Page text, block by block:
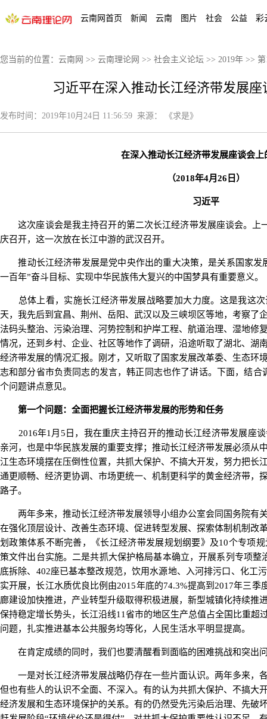
云南网首页 新闻 云南 图片 社会 公益 彩
您当前的位置： 云南网 >> 云南理论网 >> 社会主义论坛 >> 2019年 >>
习近平在深入推动长江经济带发展座
发布时间： 2019年10月24日 11:56:59 来源： 《求是》
在深入推动长江经济带发展座谈会上
（2018年4月26日）
习近平
这次座谈会是我主持召开的第二次长江经济带发展座谈会。上
庆召开，这一次放在长江中游的武汉召开。
推动长江经济带发展是党中央作出的重大决策，是关系国家发
一百年”奋斗目标、实现中华民族伟大复兴的中国梦具有重要意义。
总体上看，实施长江经济带发展战略要加大力度。这是我这次
天，我先后到宜昌、荆州、岳阳、武汉以及三峡坝区等地，考察了
法码头整治、污染治理、河势控制和护岸工程、航道治理、湿地修
情况，还到乡村、企业、社区等地作了调研，沿途听取了湖北、湖
经济带发展的情况汇报。刚才，又听取了国家发展改革委、生态环
志和部分省市负责同志的发言，韩正同志也作了讲话。下面，结合
个问题讲点意见。
第一个问题：全面把握长江经济带发展的形势和任务
2016年1月5日，我在重庆主持召开的推动长江经济带发展座谈
亲河，也是中华民族发展的重要支撑；推动长江经济带发展必须从
江生态环境摆在压倒性位置，共抓大保护、不搞大开发，努力把长
通更顺畅、经济更协调、市场更统一、机制更科学的黄金经济带，
路子。
两年多来，推动长江经济带发展领导小组办公室会同国务院有
在强化顶层设计、改善生态环境、促进转型发展、探索体制机制改
划政策体系不断完善，《长江经济带发展规划纲要》及10个专项
策文件出台实施。二是共抓大保护格局基本确立，开展系列专项整
底拆除、402座已基本整改规范，饮用水源地、入河排污口、化工
实开展，长江水质优良比例由2015年底的74.3%提高到2017年三季
廊建设加快推进，产业转型升级取得积极进展，新型城镇化持续推
保持稳定增长势头，长江沿线11省市的地区生产总值占全国比重超
问题，扎实推进基本公共服务均等化，人民生活水平明显提高。
在肯定成绩的同时，我们也要清醒看到面临的困难挑战和突出
一是对长江经济带发展战略仍存在一些片面认识。两年多来，
但也有些人的认识不全面、不深入。有的认为共抓大保护、不搞大
经济发展和生态环境保护的关系。有的仍然受先污染后治理、先破